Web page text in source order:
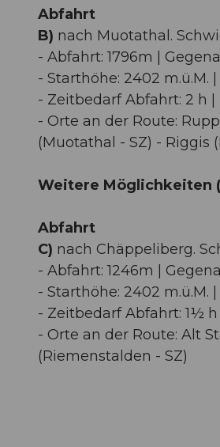
Abfahrt
B) nach Muotathal.
- Abfahrt: 1796m |
- Starthöhe: 2402 m.ü.M.
- Zeitbedarf Abfahrt: 2 h |
- Orte an der Route:
(Muotathal - SZ) - Riggis
Weitere Möglichkeiten
Abfahrt
C) nach Chäppeliberg.
- Abfahrt: 1246m |
- Starthöhe: 2402 m.ü.M. |
- Zeitbedarf Abfahrt: 1½
- Orte an der Route: Alt
(Riemenstalden - SZ)